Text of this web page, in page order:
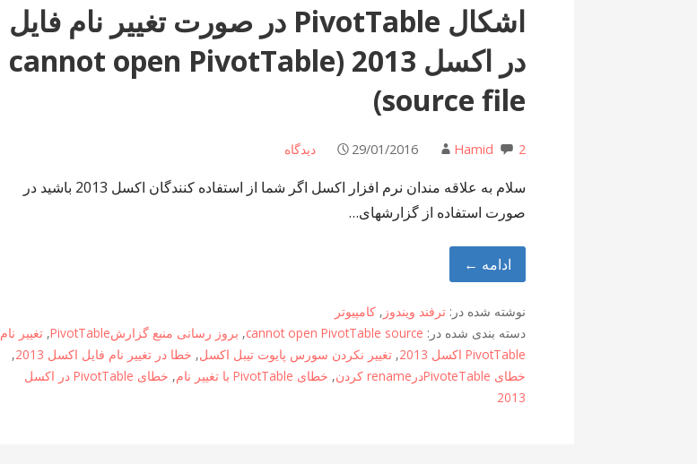
اشکال PivotTable در صورت تغییر نام فایل
در اکسل 2013 (cannot open PivotTable
source file)
29/01/2016 Hamid 2 دیدگاه
سلام به علاقه مندان نرم افزار اکسل اگر شما از استفاده کنندگان اکسل 2013 باشید در
صورت استفاده از گزارشهای…
ادامه ←
نوشته شده در:ترفند ویندوز ,کامپیوتر
دسته بندی شده در: cannot open PivotTable source
, بروز رسانی منبع گزارشPivotTable ,تغییر نام
PivotTable اکسل 2013
,تغییر نکردن سورس پایوت تیبل اکسل, خطا در تغییر نام فایل اکسل 2013
,
خطای PivoteTableدرrename کردن
, خطای PivotTable با تغییر نام ,
خطای PivotTable در اکسل
2013